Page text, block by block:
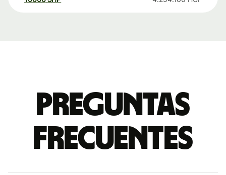
Preguntas
frecuentes